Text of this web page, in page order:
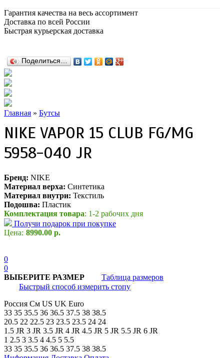
Гарантия качества на весь ассортимент
Доставка по всей России
Быстрая курьерская доставка
Поделиться…
Главная » Бутсы
NIKE VAPOR 15 CLUB FG/MG
5958-040 JR
Бренд: NIKE
Материал верха: Синтетика
Материал внутри: Текстиль
Подошва: Пластик
Комплектация товара: 1-2 рабочих дня
Получи подарок при покупке
Цена: 8990.00 р.
0
0
ВЫБЕРИТЕ РАЗМЕР
Таблица размеров
Быстрый способ измерить стопу
Россия См US UK Euro
33 35 35.5 36 36.5 37.5 38 38.5
20.5 22 22.5 23 23.5 23.5 24 24
1.5 JR 3 JR 3.5 JR 4 JR 4.5 JR 5 JR 5.5 JR 6 JR
1 2.5 3 3.5 4 4.5 5 5.5
33 35 35.5 36 36.5 37.5 38 38.5